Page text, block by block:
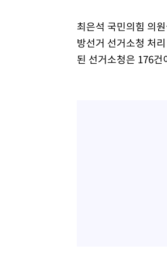
최은석 국민의힘 의
방선거 선거소청 처
된 선거소청은 176건